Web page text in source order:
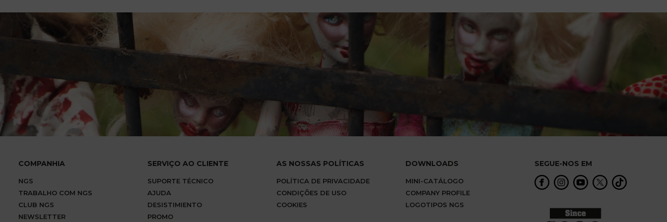
COMPANHIA
NGS
TRABALHO COM NGS
CLUB NGS
NEWSLETTER
SERVIÇO AO CLIENTE
SUPORTE TÉCNICO
AJUDA
DESISTIMIENTO
PROMO
AS NOSSAS POLÍTICAS
POLÍTICA DE PRIVACIDADE
CONDIÇÕES DE USO
COOKIES
DOWNLOADS
MINI-CATÁLOGO
COMPANY PROFILE
LOGOTIPOS NGS
SEGUE-NOS EM